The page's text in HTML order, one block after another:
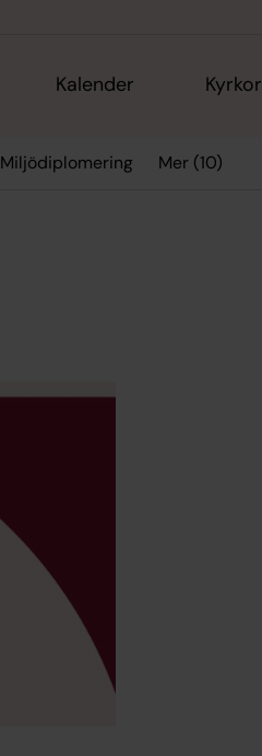
Kalender Kyrkor
Miljödiplomering Mer (10)